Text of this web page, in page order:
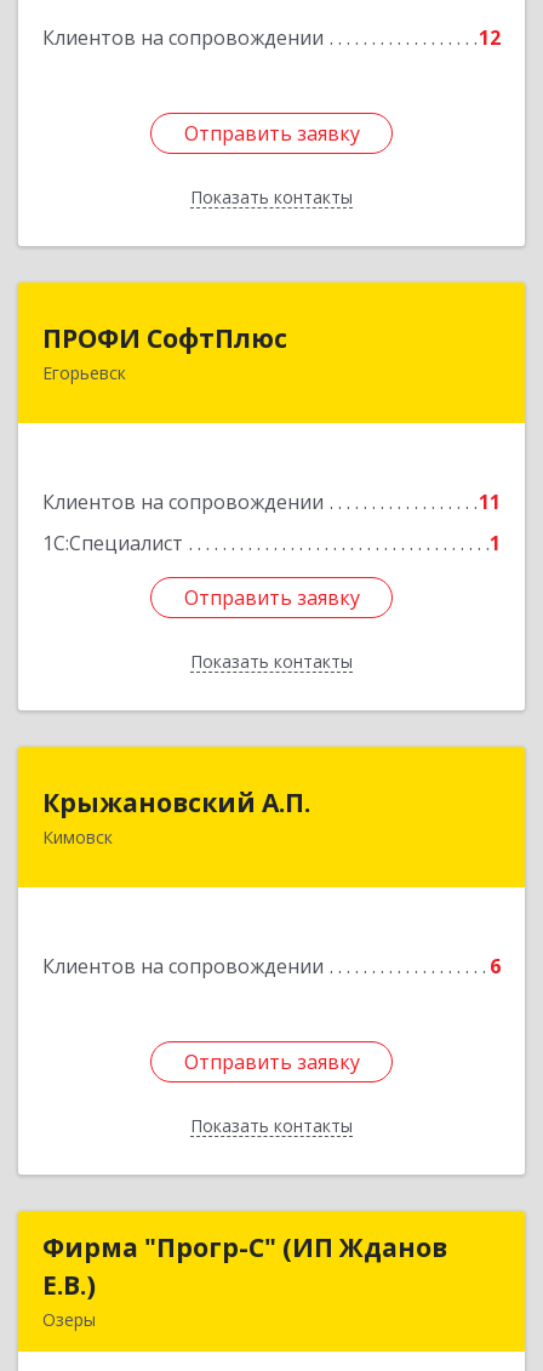
Клиентов на сопровождении 12
Отправить заявку
Показать контакты
Отправить заявку
Назад
ПРОФИ СофтПлюс
Егорьевск
Клиентов на сопровождении
11
1С:Специалист
1
Отправить заявку
Показать контакты
Отправить заявку
Назад
Крыжановский А.П.
Кимовск
Клиентов на сопровождении 6
Отправить заявку
Показать контакты
Крыжановский А.П.
Отправить заявку
Назад
Фирма "Прогр-С" (ИП Жданов
Е.В.)
Озеры
Фирма "Прогр-С" (ИП Жданов